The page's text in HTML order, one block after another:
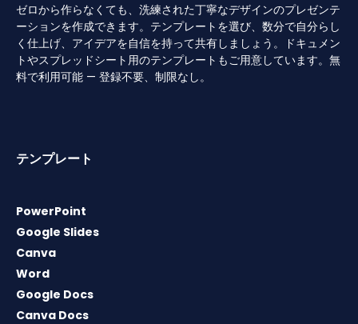
ゼロから作らなくても、洗練された丁寧なデザインのプレゼンテ
ーションを作成できます。テンプレートを選び、数分で自分らし
く仕上げ、アイデアを自信を持って共有しましょう。ドキュメン
トやスプレッドシート用のテンプレートもご用意しています。無
料で利用可能 — 登録不要、制限なし。
テンプレート
PowerPoint
Google Slides
Canva
Word
Google Docs
Canva Docs